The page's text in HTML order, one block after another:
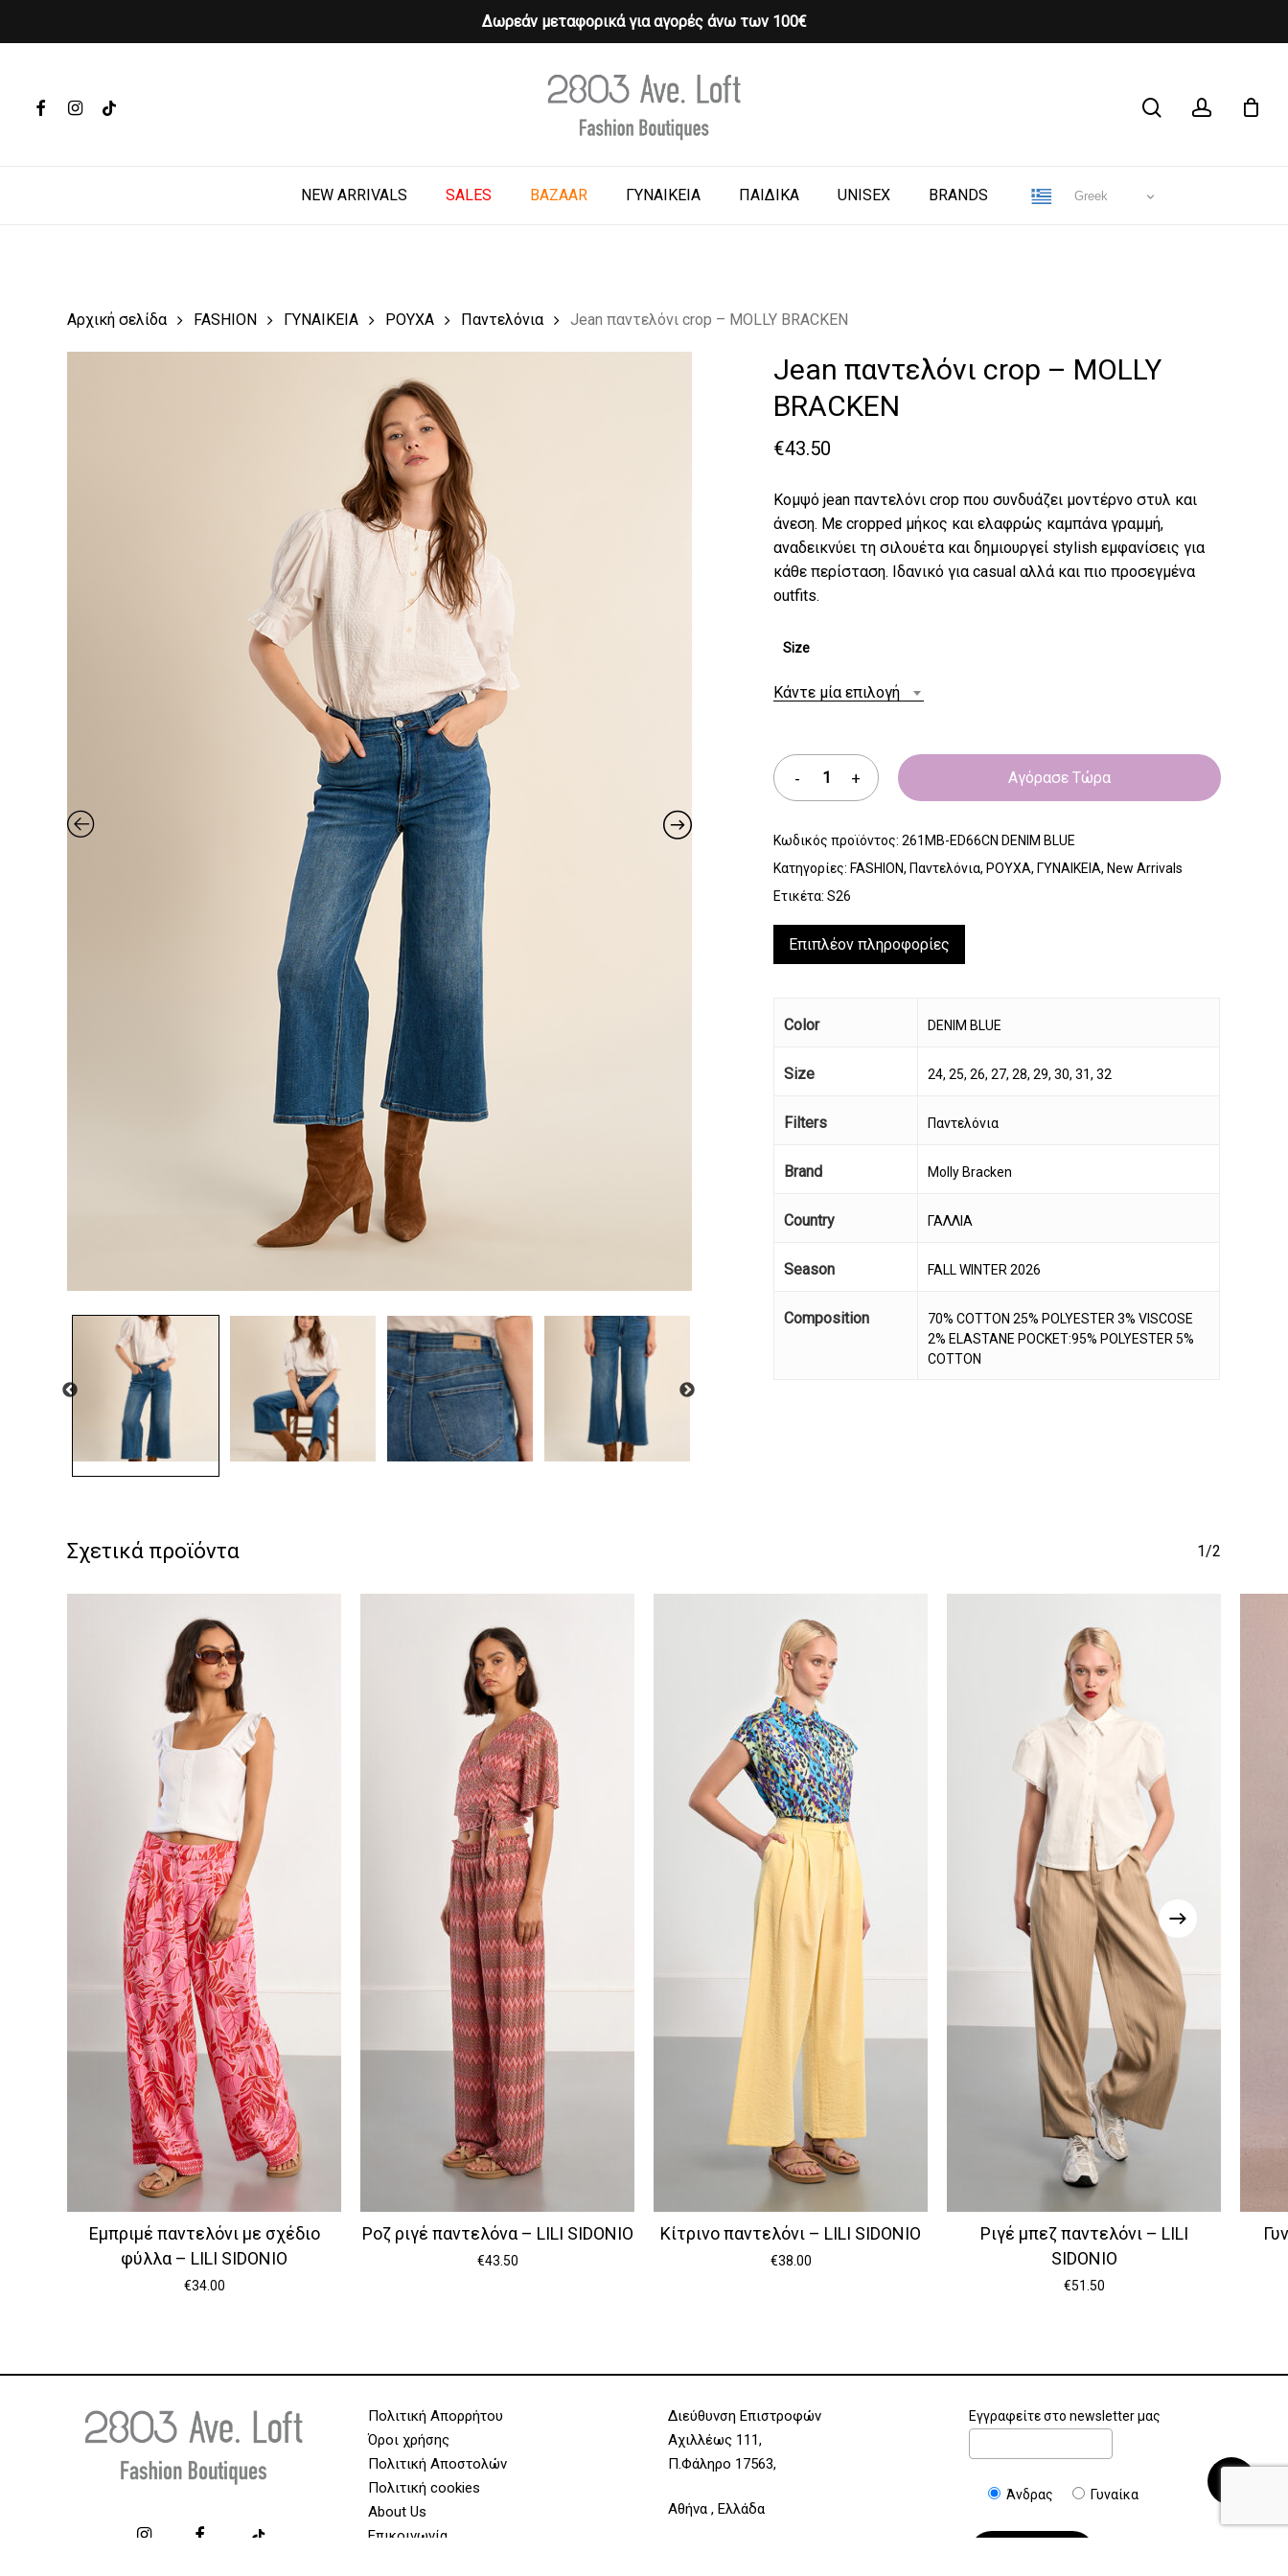
Δωρεάν μεταφορικά για αγορές άνω των 100€
Hit enter to search or ESC to close
FACEBOOKINSTAGRAM
TIKTOK
NEW ARRIVALS SALES BAZAAR ΓΥΝΑΙΚΕΙΑ ΠΑΙΔΙΚΑ UNISEX BRANDS Greek
Cart CLOSE
Υποσύνολο:
Αρχική σελίδα FASHION ΓΥΝΑΙΚΕΙΑ ΡΟΥΧΑ Παντελόνια Jean παντελόνι crop – MOLLY BRACKEN
Jean παντελόνι crop – MOLLY
BRACKEN
€43.50
Κομψό jean παντελόνι crop που συνδυάζει μοντέρνο στυλ και
άνεση. Με cropped μήκος και ελαφρώς καμπάνα γραμμή,
αναδεικνύει τη σιλουέτα και δημιουργεί stylish εμφανίσεις για
κάθε περίσταση. Ιδανικό για casual αλλά και πιο προσεγμένα
outfits.
Size
Κάντε μία επιλογή
Αγόρασε Τώρα
Κωδικός προϊόντος:261MB-ED66CN DENIM BLUE
Κατηγορίες: FASHION, Παντελόνια, ΡΟΥΧΑ, ΓΥΝΑΙΚΕΙΑ, New Arrivals
Ετικέτα:S26
Επιπλέον πληροφορίες
Color DENIM BLUE
Size 24, 25, 26, 27, 28, 29, 30, 31, 32
Filters Παντελόνια
Brand Molly Bracken
Country ΓΑΛΛΙΑ
Season FALL WINTER 2026
Composition
70% COTTON 25% POLYESTER 3% VISCOSE
2% ELASTANE POCKET:95% POLYESTER 5%
COTTON
Σχετικά προϊόντα 1/2
Εμπριμέ παντελόνι με σχέδιο
φύλλα – LILI SIDONIO
€34.00
Ροζ ριγέ παντελόνα – LILI SIDONIO
€43.50
Κίτρινο παντελόνι – LILI SIDONIO
€38.00
Ριγέ μπεζ παντελόνι – LILI
SIDONIO
€51.50
Πολιτική Απορρήτου
Όροι χρήσης
Πολιτική Αποστολών
Πολιτική cookies
About Us
Επικοινωνία
Διεύθυνση Επιστροφών
Αχιλλέως 111,
Π.Φάληρο 17563,
Αθήνα , Ελλάδα
Εγγραφείτε στο newsletter μας
Άνδρας Γυναίκα